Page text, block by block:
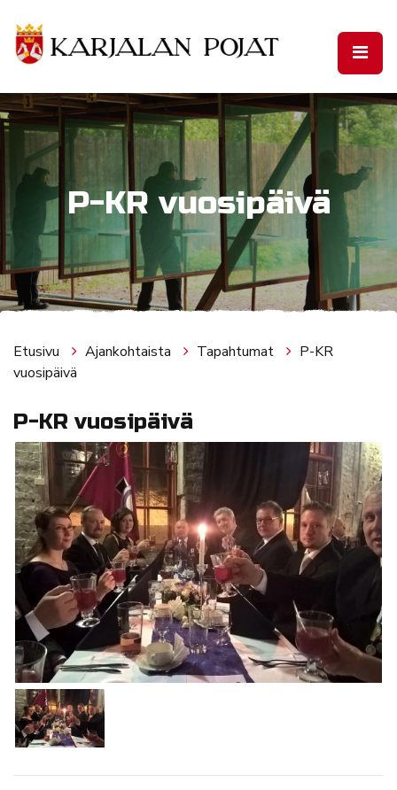
P-KR vuosipäivä
Etusivu Ajankohtaista Tapahtumat
P-KR
vuosipäivä
P-KR vuosipäivä